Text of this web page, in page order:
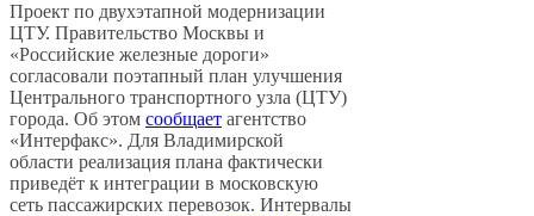
Проект по двухэтапной модернизации
ЦТУ. Правительство Москвы и
«Российские железные дороги»
согласовали поэтапный план улучшения
Центрального транспортного узла (ЦТУ)
города. Об этом сообщает агентство
«Интерфакс». Для Владимирской
области реализация плана фактически
приведёт к интеграции в московскую
сеть пассажирских перевозок. Интервалы